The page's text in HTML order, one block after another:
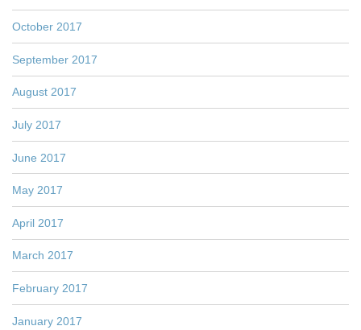
October 2017
September 2017
August 2017
July 2017
June 2017
May 2017
April 2017
March 2017
February 2017
January 2017